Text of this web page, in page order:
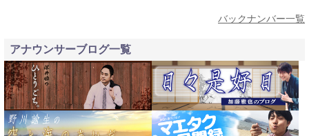
バックナンバー一覧
アナウンサーブログ一覧